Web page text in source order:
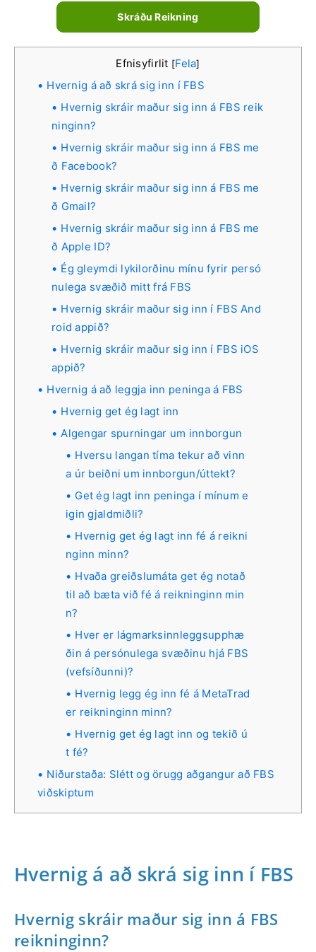
Skráðu Reikning
Efnisyfirlit [Fela]
Hvernig á að skrá sig inn í FBS
Hvernig skráir maður sig inn á FBS reik
ninginn?
Hvernig skráir maður sig inn á FBS me
ð Facebook?
Hvernig skráir maður sig inn á FBS me
ð Gmail?
Hvernig skráir maður sig inn á FBS me
ð Apple ID?
Ég gleymdi lykilorðinu mínu fyrir persó
nulega svæðið mitt frá FBS
Hvernig skráir maður sig inn í FBS And
roid appið?
Hvernig skráir maður sig inn í FBS iOS
appið?
Hvernig á að leggja inn peninga á FBS
Hvernig get ég lagt inn
Algengar spurningar um innborgun
Hversu langan tíma tekur að vinn
a úr beiðni um innborgun/úttekt?
Get ég lagt inn peninga í mínum e
igin gjaldmiðli?
Hvernig get ég lagt inn fé á reikni
nginn minn?
Hvaða greiðslumáta get ég notað
til að bæta við fé á reikninginn min
n?
Hver er lágmarksinnleggsupphæ
ðin á persónulega svæðinu hjá FBS
(vefsíðunni)?
Hvernig legg ég inn fé á MetaTrad
er reikninginn minn?
Hvernig get ég lagt inn og tekið ú
t fé?
Niðurstaða: Slétt og örugg aðgangur að FBS
viðskiptum
Hvernig á að skrá sig inn í FBS
Hvernig skráir maður sig inn á FBS
reikninginn?